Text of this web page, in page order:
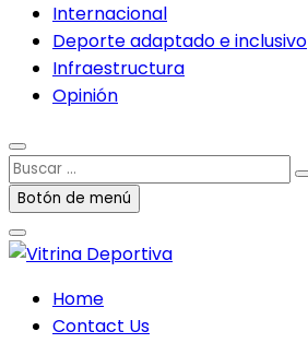
Internacional
Deporte adaptado e inclusivo
Infraestructura
Opinión
Buscar
…Botón de menú
Home
Contact Us